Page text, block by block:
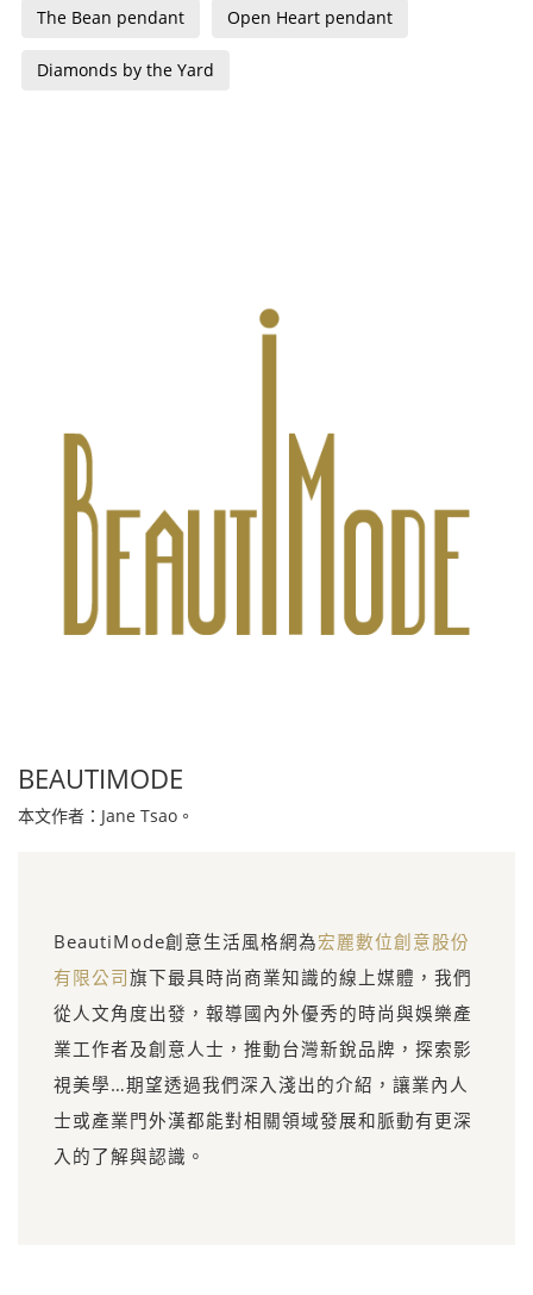
The Bean pendant Open Heart pendant
Diamonds by the Yard
BEAUTIMODE
本文作者：Jane Tsao。
BeautiMode創意生活風格網為宏麗數位創意股份
有限公司旗下最具時尚商業知識的線上媒體，我們
從人文角度出發，報導國內外優秀的時尚與娛樂產
業工作者及創意人士，推動台灣新銳品牌，探索影
視美學…期望透過我們深入淺出的介紹，讓業內人
士或產業門外漢都能對相關領域發展和脈動有更深
入的了解與認識。